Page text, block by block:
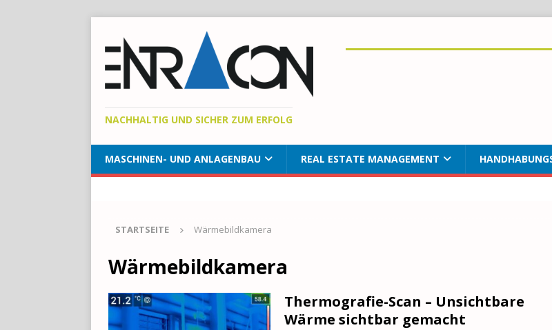
NACHHALTIG UND SICHER ZUM ERFOLG
MASCHINEN- UND ANLAGENBAU REAL ESTATE MANAGEMENT
STARTSEITE Wärmebildkamera
Wärmebildkamera
Thermografie-Scan – Unsichtbare
Wärme sichtbar gemacht